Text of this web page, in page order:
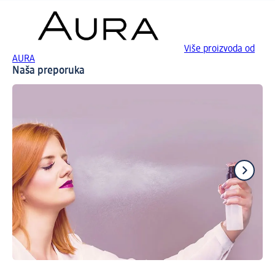
Više proizvoda od
AURA
Naša preporuka